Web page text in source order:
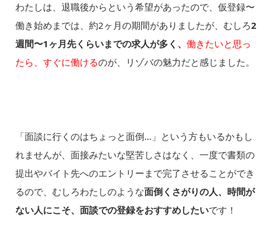
わたしは、退職後からという希望があったので、仮登録〜
働き始めまでは、約2ヶ月の期間がありましたが、むしろ2
週間〜1ヶ月先くらいまでの求人が多く、 働きたいと思っ
たら、すぐに働けるのが、リゾバの魅力だと感じました。
「面談に行くのはちょっと面倒…」という方もいるかもし
れませんが、面接みたいな堅苦しさはなく、一度で書類の
提出やバイト先へのエントリーまで完了させることができ
るので、むしろわたしのような面倒くさがりの人、時間が
ない人にこそ、面談での登録をおすすめしたいです！